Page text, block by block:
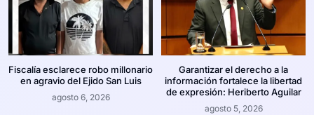
Fiscalía esclarece robo millonario
en agravio del Ejido San Luis
agosto 6, 2026
Garantizar el derecho a la
información fortalece la libertad
de expresión: Heriberto Aguilar
agosto 5, 2026